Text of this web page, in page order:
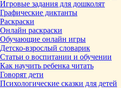
Игровые задания для дошколят
Графические диктанты
Раскраски
Онлайн раскраски
Обучающие онлайн игры
Детско-взрослый словарик
Статьи о воспитании и обучении
Как научить ребенка читать
Говорят дети
Психологические сказки для детей